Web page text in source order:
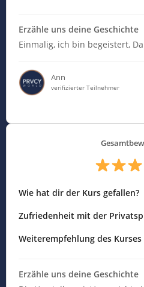
Erzähle uns deine Geschichte
Einmalig, ich bin begeistert,
Ann
verifizierter Teilnehmer
Wie hat dir der Kurs gefallen?
Zufriedenheit mit der
Weiterempfehlung des Kurses
Erzähle uns deine Geschichte